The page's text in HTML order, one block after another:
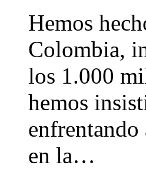
Hemos
Colombia,
los 1.000
hemos
en la…